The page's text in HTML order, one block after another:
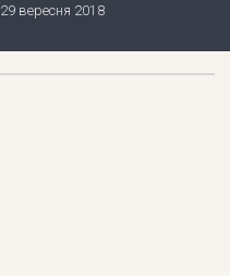
29 вересня 2018